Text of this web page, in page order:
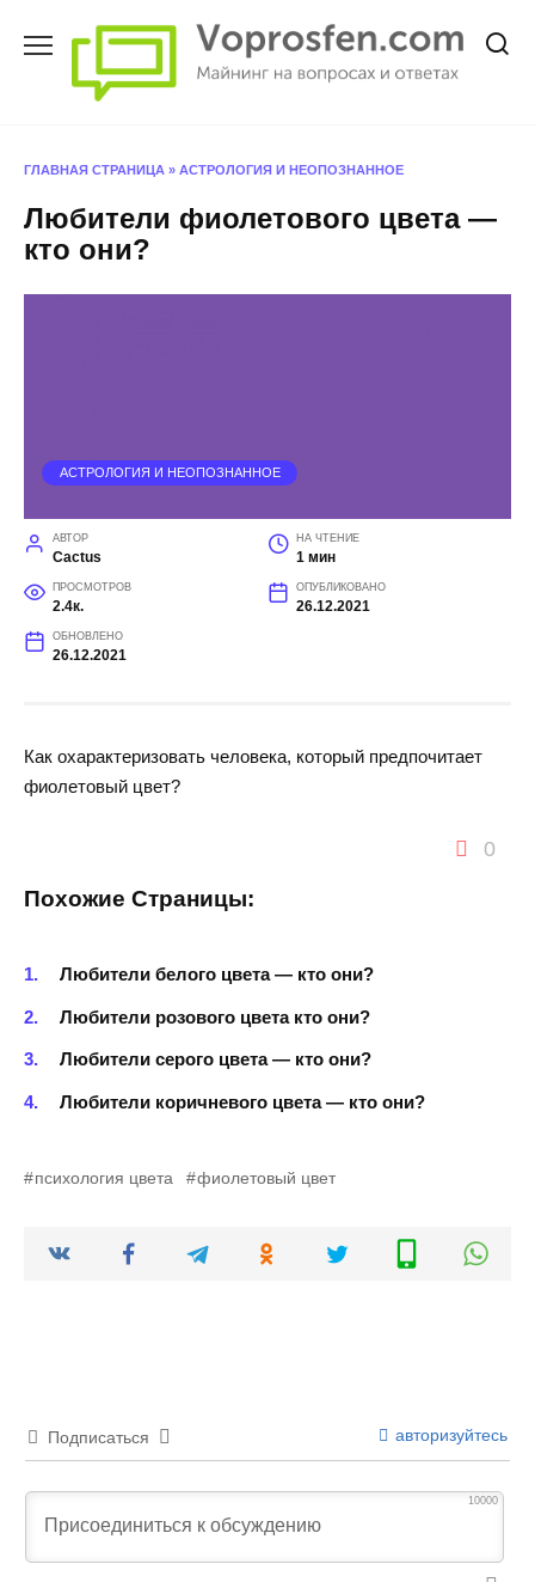
ГЛАВНАЯ СТРАНИЦА » АСТРОЛОГИЯ И НЕОПОЗНАННОЕ
Любители фиолетового цвета —
кто они?
АСТРОЛОГИЯ И НЕОПОЗНАННОЕ
АВТОР
Cactus
НА ЧТЕНИЕ
1 мин
ПРОСМОТРОВ
2.4к.
ОПУБЛИКОВАНО
26.12.2021
ОБНОВЛЕНО
26.12.2021
Как охарактеризовать человека, который предпочитает
фиолетовый цвет?
0
Похожие Страницы:
Любители белого цвета — кто они?
Любители розового цвета кто они?
Любители серого цвета — кто они?
Любители коричневого цвета — кто они?
психология цвета фиолетовый цвет
Подписаться авторизуйтесь
10000